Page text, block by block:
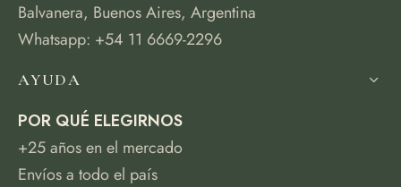
Balvanera, Buenos Aires, Argentina
Whatsapp: +54 11 6669-2296
AYUDA
POR QUÉ ELEGIRNOS
+25 años en el mercado
Envíos a todo el país